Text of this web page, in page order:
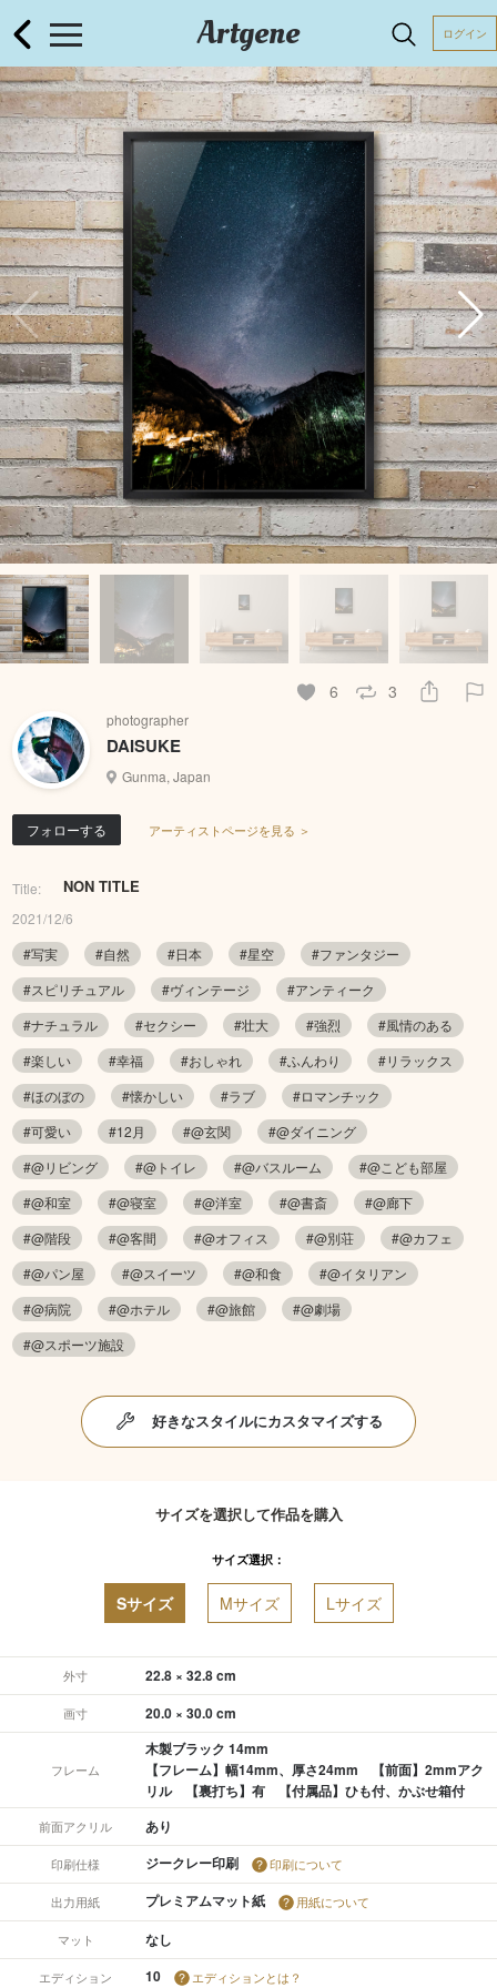
Artgene ログイン
6 3
photographer
DAISUKE
Gunma, Japan
フォローする アーティストページを見る ＞
Title: NON TITLE
2021/12/6
#写実
#自然 #日本 #星空
#ファンタジー
#スピリチュアル
#ヴィンテージ
#アンティーク
#ナチュラル
#セクシー #壮大 #強烈
#風情のある
#楽しい
#幸福 #おしゃれ #ふんわり
#リラックス
#ほのぼの
#懐かしい #ラブ
#ロマンチック
#可愛い
#12月 #@玄関
#@ダイニング
#@リビング
#@トイレ #@バスルーム
#@こども部屋
#@和室
#@寝室 #@洋室 #@書斎
#@廊下
#@階段
#@客間 #@オフィス #@別荘
#@カフェ
#@パン屋
#@スイーツ #@和食
#@イタリアン
#@病院
#@ホテル #@旅館
#@劇場
#@スポーツ施設
好きなスタイルにカスタマイズする
サイズを選択して作品を購入
サイズ選択：
Sサイズ Mサイズ Lサイズ
外寸 22.8 × 32.8 cm
画寸 20.0 × 30.0 cm
フレーム
木製ブラック 14mm
【フレーム】幅14mm、厚さ24mm 【前面】2mmアク
リル 【裏打ち】有 【付属品】ひも付、かぶせ箱付
前面アクリル あり
印刷仕様 ジークレー印刷 印刷について
出力用紙 プレミアムマット紙 用紙について
マット なし
エディション 10 エディションとは？